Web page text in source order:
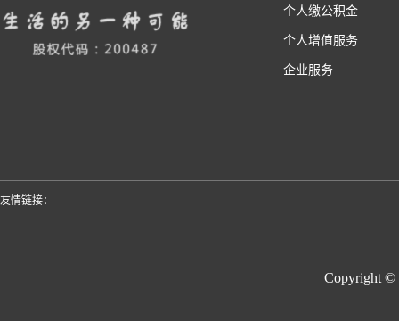
个人缴公积金
个人增值服务
企业服务
友情链接：
Copyright ©